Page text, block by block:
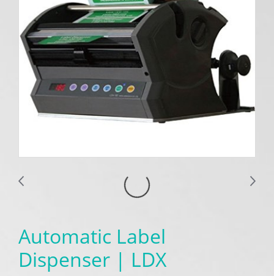
Automatic Label
Dispenser | LDX